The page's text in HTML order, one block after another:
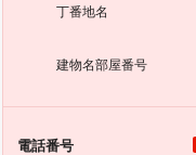
丁番地名
建物名部屋番号
電話番号